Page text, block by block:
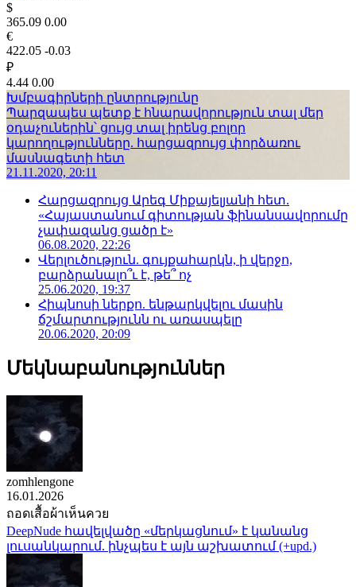
$
365.09 0.00
€
422.05 -0.03
₽
4.44 0.00
Խմբագիրների ընտրությունը
Պարզապես պետք է հնարավորություն տալ մեր
օդաչուներին՝ ցույց տալ իրենց բոլոր
կարողությունները. հարցազրույց փորձառու
մասնագետի հետ
21.11.2020, 20:11
Հարցազրույց Արեգ Միքայելյանի հետ.
«Հայաստանում գիտության ֆինանսավորումը
չափազանց ցածր է»
06.08.2020, 22:26
Վերլուծություն. գույքահարկն, ի վերջո,
բարձրանալո՞ւ է, թե՞ ոչ
25.06.2020, 19:37
Հիպնոսի ներքո. ենթարկվելու մասին
ճշմարտությունն ու առասպելը
20.06.2020, 20:09
Մեկնաբանություններ
zomhlengone
16.01.2026
ถอดเสื้อผ้าเห็นควย
DeepNude հավելվածը «մերկացնում» է կանանց
լուսանկարում. ինչպես է այն աշխատում (+upd.)